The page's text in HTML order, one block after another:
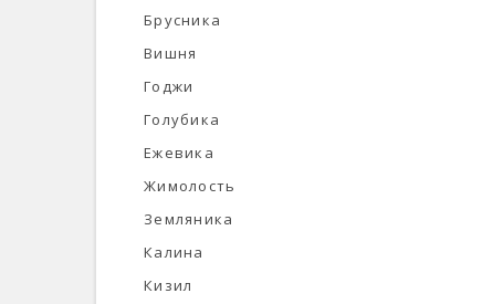
Брусника
Вишня
Годжи
Голубика
Ежевика
Жимолость
Земляника
Калина
Кизил